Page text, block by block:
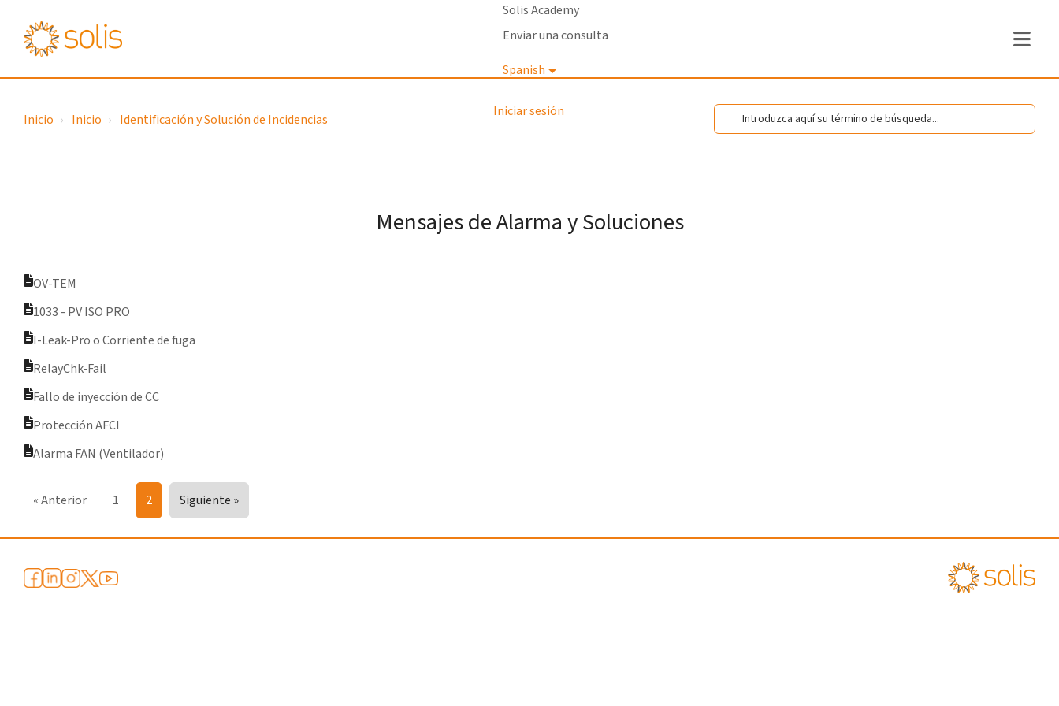
Solis Academy
Enviar una consulta
Spanish
Iniciar sesión
Inicio Inicio Identificación y Solución de Incidencias
Mensajes de Alarma y Soluciones
OV-TEM
1033 - PV ISO PRO
I-Leak-Pro o Corriente de fuga
RelayChk-Fail
Fallo de inyección de CC
Protección AFCI
Alarma FAN (Ventilador)
« Anterior 1 2 Siguiente »